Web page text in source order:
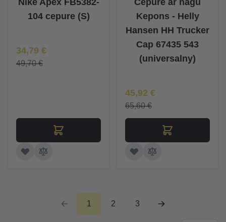
Nike Apex FB5382-
104 cepure (S)
Īpaša Cena
34,79 €
49,70 €
Cepure ar nagu
Kepons - Helly
Hansen HH Trucker
Cap 67435 543
(universalny)
Īpaša Cena
45,92 €
65,60 €
1 2 3